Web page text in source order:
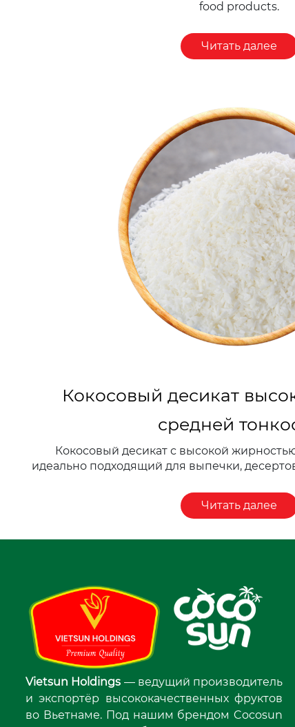
food products.
Читать далее
Кокосовый десикат
средней
Кокосовый десикат с высокой
идеально подходящий для выпечки,
Читать далее
Vietsun Holdings — ведущий производитель
и экспортёр высококачественных фруктов
во Вьетнаме. Под нашим брендом Cocosun